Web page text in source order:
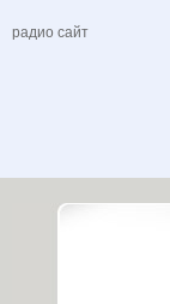
радио сайт
Copyright © 2015